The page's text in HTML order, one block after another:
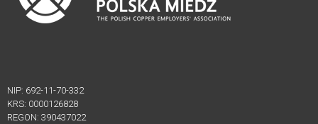
–
Akademia
LEGISLACJA
NIP: 692-11-70-332
KRS: 0000126828
REGON: 390437022